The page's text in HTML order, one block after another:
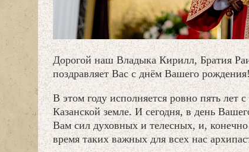
Дорогой наш Владыка Кирилл, Братия
поздравляет Вас с днём Вашего рождения!
В этом году исполняется ровно пять лет
Казанской земле. И сегодня, в день
Вам сил духовных и телесных, и,
время таких важных для всех нас